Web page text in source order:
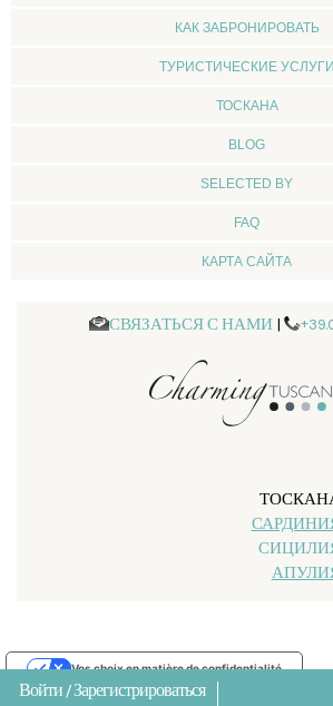
КАК ЗАБРОНИРОВАТЬ
ТУРИСТИЧЕСКИЕ УСЛУГИ
ТОСКАНА
BLOG
SELECTED BY
FAQ
КАРТА САЙТА
СВЯЗАТЬСЯ С НАМИ
Войти/Зарегистрироваться
Notification lors de la collecte
Vos choix en matière de confidentialité